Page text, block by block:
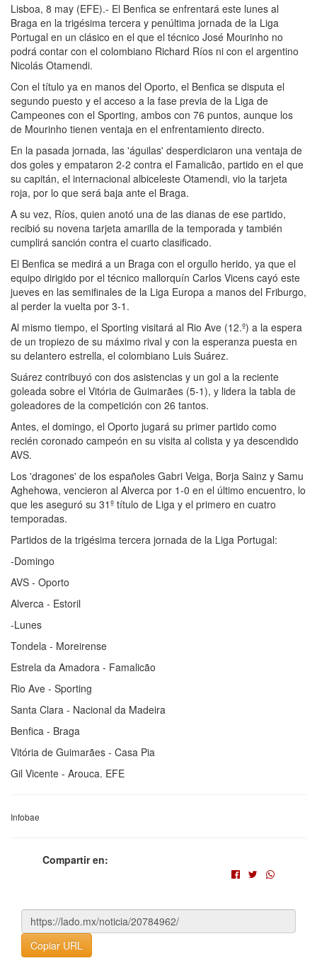
Lisboa, 8 may (EFE).- El Benfica se enfrentará este lunes al
Braga en la trigésima tercera y penúltima jornada de la Liga
Portugal en un clásico en el que el técnico José Mourinho no
podrá contar con el colombiano Richard Ríos ni con el argentino
Nicolás Otamendi.
Con el título ya en manos del Oporto, el Benfica se disputa el
segundo puesto y el acceso a la fase previa de la Liga de
Campeones con el Sporting, ambos con 76 puntos, aunque los
de Mourinho tienen ventaja en el enfrentamiento directo.
En la pasada jornada, las 'águilas' desperdiciaron una ventaja de
dos goles y empataron 2-2 contra el Famalicão, partido en el que
su capitán, el internacional albiceleste Otamendi, vio la tarjeta
roja, por lo que será baja ante el Braga.
A su vez, Ríos, quien anotó una de las dianas de ese partido,
recibió su novena tarjeta amarilla de la temporada y también
cumplirá sanción contra el cuarto clasificado.
El Benfica se medirá a un Braga con el orgullo herido, ya que el
equipo dirigido por el técnico mallorquín Carlos Vicens cayó este
jueves en las semifinales de la Liga Europa a manos del Friburgo,
al perder la vuelta por 3-1.
Al mismo tiempo, el Sporting visitará al Rio Ave (12.º) a la espera
de un tropiezo de su máximo rival y con la esperanza puesta en
su delantero estrella, el colombiano Luis Suárez.
Suárez contribuyó con dos asistencias y un gol a la reciente
goleada sobre el Vitória de Guimarães (5-1), y lidera la tabla de
goleadores de la competición con 26 tantos.
Antes, el domingo, el Oporto jugará su primer partido como
recién coronado campeón en su visita al colista y ya descendido
AVS.
Los 'dragones' de los españoles Gabri Veiga, Borja Sainz y Samu
Aghehowa, vencieron al Alverca por 1-0 en el último encuentro, lo
que les aseguró su 31º título de Liga y el primero en cuatro
temporadas.
Partidos de la trigésima tercera jornada de la Liga Portugal:
-Domingo
AVS - Oporto
Alverca - Estoril
-Lunes
Tondela - Moreirense
Estrela da Amadora - Famalicão
Rio Ave - Sporting
Santa Clara - Nacional da Madeira
Benfica - Braga
Vitória de Guimarães - Casa Pia
Gil Vicente - Arouca. EFE
Infobae
Compartir en:
Copiar URL